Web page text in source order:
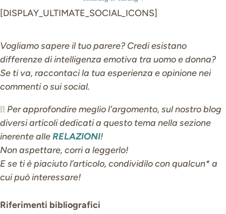
[DISPLAY_ULTIMATE_SOCIAL_ICONS]
Vogliamo sapere il tuo parere? Credi esistano
differenze di intelligenza emotiva tra uomo e donna?
Se ti va, raccontaci la tua esperienza e opinione nei
commenti o sui social.
❕❕ Per approfondire meglio l'argomento, sul nostro blog
diversi articoli dedicati a questo tema nella sezione
inerente alleRELAZIONI!
Non aspettare, corri a leggerlo!
E se ti è piaciuto l’articolo, condividilo con qualcun* a
cui può interessare!
Riferimenti bibliografici